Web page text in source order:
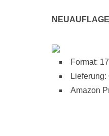
Format:
Lieferung:
Amazon